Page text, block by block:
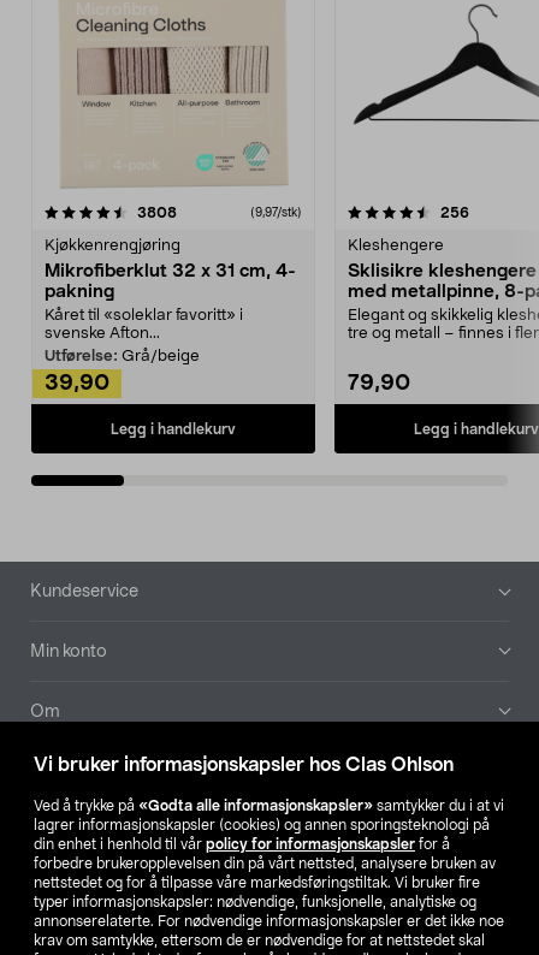
Vi bruker informasjonskapsler hos Clas Ohlson
Ved å trykke på «Godta alle informasjonskapsler» samtykker du i at vi
lagrer informasjonskapsler (cookies) og annen sporingsteknologi på
din enhet i henhold til vår policy for informasjonskapsler for å
forbedre brukeropplevelsen din på vårt nettsted, analysere bruken av
nettstedet og for å tilpasse våre markedsføringstiltak. Vi bruker fire
typer informasjonskapsler: nødvendige, funksjonelle, analytiske og
annonserelaterte. For nødvendige informasjonskapsler er det ikke noe
krav om samtykke, ettersom de er nødvendige for at nettstedet skal
3808anmeldelser(9,97/stk)
Kjøkkenrengjøring
Mikrofiberklut 32 x 31 cm, 4-
pakning
Kåret til «soleklar favoritt» i
svenske Afton...
Utførelse: Grå/beige
39,90
Legg i handlekurv
4.5av 5 stjerner 256
Kleshengere
Sklisikre
med metallpinne, 8-
Elegant og skikkelig
tre og metall – finnes i
79,90
Legg i handlekurv
4.5av 5 stjerner
Bunntekst
Kundeservice
Min konto
Om
Aktuelt
Våre selskaper
Finn din butikk
NO FI